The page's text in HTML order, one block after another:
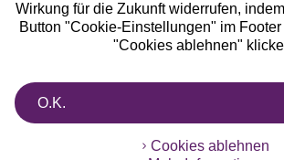
Wirkung für die Zukunft widerrufen,
Button "Cookie-Einstellungen" im
"Cookies ablehnen"
O.K.
Cookies ablehnen